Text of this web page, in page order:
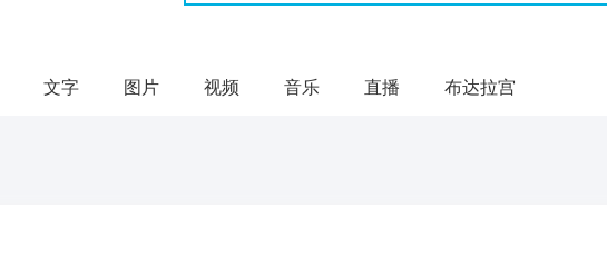
文字 图片 视频 音乐 直播 布达拉宫